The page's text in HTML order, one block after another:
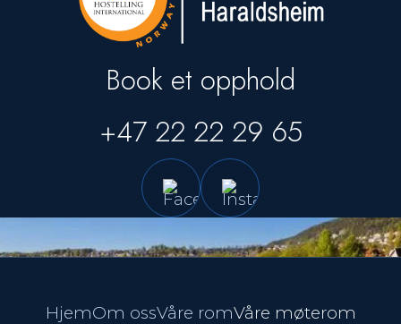
Book et opphold
+47 22 22 29 65
HjemOm ossVåre romVåre møterom